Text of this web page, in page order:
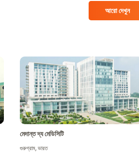
আরো দেখুন
মেদান্ত দ্য মেডিসিটি
গুরুগ্রাম,ভারত